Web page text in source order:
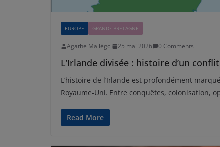
EUROPE GRANDE-BRETAGNE
Agathe Mallégol 25 mai 2026 0 Comments
L’Irlande divisée : histoire d’un
L’histoire de l’Irlande est profondément
Royaume-Uni. Entre conquêtes, colonisation,
Read More